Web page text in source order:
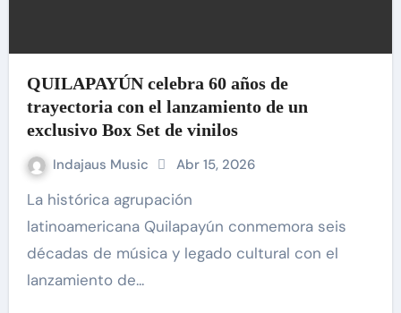
QUILAPAYÚN celebra 60 años de
trayectoria con el lanzamiento de un
exclusivo Box Set de vinilos
Indajaus Music Abr 15, 2026
La histórica agrupación
latinoamericana Quilapayún conmemora seis
décadas de música y legado cultural con el
lanzamiento de...